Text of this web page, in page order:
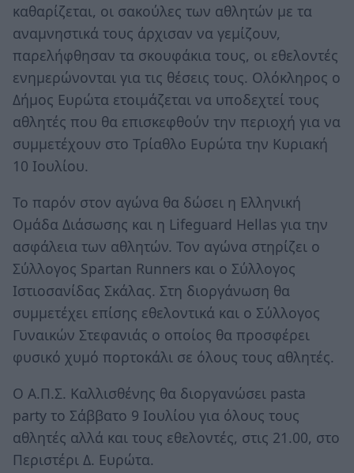
καθαρίζεται, οι σακούλες των αθλητών με τα
αναμνηστικά τους άρχισαν να γεμίζουν,
παρελήφθησαν τα σκουφάκια τους, οι εθελοντές
ενημερώνονται για τις θέσεις τους. Ολόκληρος ο
Δήμος Ευρώτα ετοιμάζεται να υποδεχτεί τους
αθλητές που θα επισκεφθούν την περιοχή για να
συμμετέχουν στο Τρίαθλο Ευρώτα την Κυριακή
10 Ιουλίου.
Το παρόν στον αγώνα θα δώσει η Ελληνική
Ομάδα Διάσωσης και η Lifeguard Hellas για την
ασφάλεια των αθλητών. Τον αγώνα στηρίζει ο
Σύλλογος Spartan Runners και ο Σύλλογος
Ιστιοσανίδας Σκάλας. Στη διοργάνωση θα
συμμετέχει επίσης εθελοντικά και ο Σύλλογος
Γυναικών Στεφανιάς ο οποίος θα προσφέρει
φυσικό χυμό πορτοκάλι σε όλους τους αθλητές.
Ο Α.Π.Σ. Καλλισθένης θα διοργανώσει pasta
party το Σάββατο 9 Ιουλίου για όλους τους
αθλητές αλλά και τους εθελοντές, στις 21.00, στο
Περιστέρι Δ. Ευρώτα.